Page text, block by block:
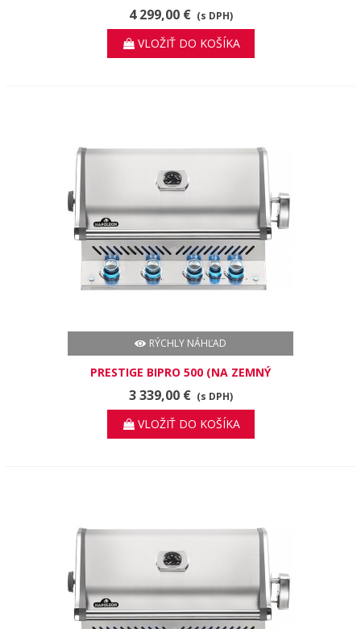
4 299,00 € (s DPH)
VLOŽIŤ DO KOŠÍKA
RÝCHLY NÁHĽAD
PRESTIGE BIPRO 500 (NA ZEMNÝ
PLYN)
3 339,00 € (s DPH)
VLOŽIŤ DO KOŠÍKA